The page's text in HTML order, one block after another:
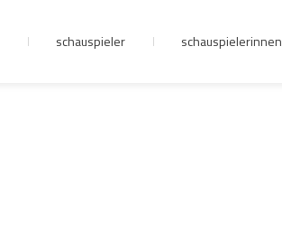
junge riege
schauspieler schauspielerinnen